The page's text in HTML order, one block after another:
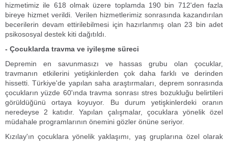
hizmetimiz ile 618 olmak üzere toplamda 190 bin 712'den fazla
bireye hizmet verildi. Verilen hizmetlerimiz sonrasında kazandırılan
becerilerin devam ettirilebilmesi için hazırlanmış olan 23 bin adet
psikososyal destek kiti dağıtıldı.
- Çocuklarda travma ve iyileşme süreci
Depremin en savunmasızı ve hassas grubu olan çocuklar,
travmanın etkilerini yetişkinlerden çok daha farklı ve derinden
hissetti. Türkiye'de yapılan saha araştırmaları, deprem sonrasında
çocukların yüzde 60'ında travma sonrası stres bozukluğu belirtileri
görüldüğünü ortaya koyuyor. Bu durum yetişkinlerdeki oranın
neredeyse 2 katıdır. Yapılan çalışmalar, çocuklara yönelik özel
müdahale programlarının önemini gözler önüne seriyor.
Kızılay'ın çocuklara yönelik yaklaşımı, yaş gruplarına özel olarak